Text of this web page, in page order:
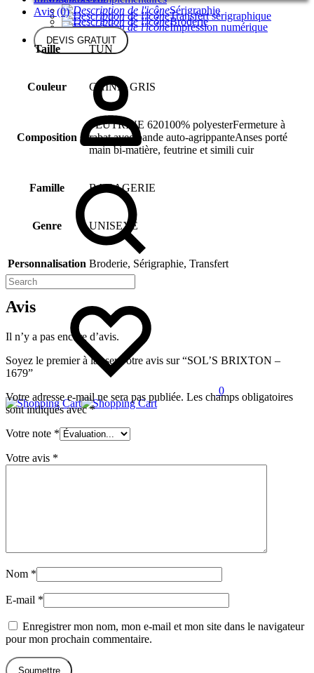
Sérigraphie
Transfert sérigraphique
Broderie
Impression numérique
DEVIS GRATUIT
0
Avis (0)
Taille TUN
Couleur CHINÉ, GRIS
Composition
FEUTRINE 620100% polyesterFermeture à
rabat avec bande auto-agrippanteAnses porté
main bi-matière, feutrine et simili cuir
Famille BAGAGERIE
Genre UNISEXE
Personnalisation Broderie, Sérigraphie, Transfert
Avis
Il n’y a pas encore d’avis.
Soyez le premier à laisser votre avis sur “SOL’S BRIXTON –
1679”
Votre adresse e-mail ne sera pas publiée. Les champs obligatoires
sont indiqués avec*
Votre note *
Votre avis *
Nom *
E-mail *
Enregistrer mon nom, mon e-mail et mon site dans le navigateur
pour mon prochain commentaire.